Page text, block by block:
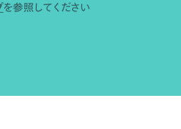
を参照してください